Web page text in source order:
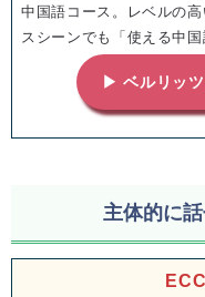
中国語コース。レベルの
スシーンでも「使える中
▶ ベルリッツ
主体的に